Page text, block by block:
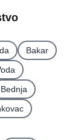
Bakar
Bednja